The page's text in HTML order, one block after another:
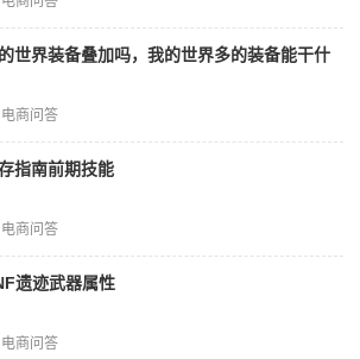
世界装备叠加吗，我的世界多的装备能干什
电商问答
指南前期技能
电商问答
遗迹武器属性
电商问答